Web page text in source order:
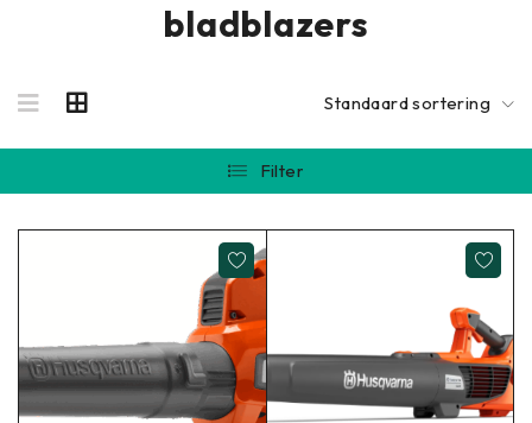
bladblazers
Standaard sortering
Filter